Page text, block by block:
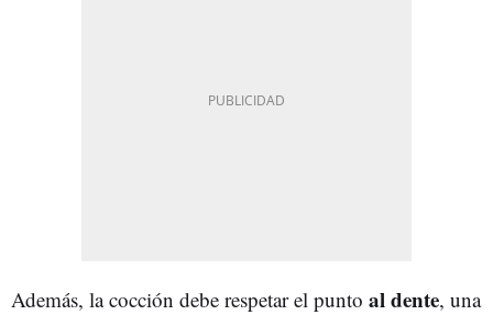
Además, la cocción debe respetar el punto al dente, una